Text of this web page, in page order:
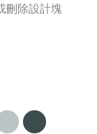
刪除設計塊